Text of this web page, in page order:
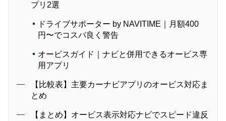
プリ2選
ドライブサポーター by NAVITIME｜月額400
円〜でコスパ良く警告
オービスガイド｜ナビと併用できるオービス専
用アプリ
【比較表】主要カーナビアプリのオービス対応ま
とめ
【まとめ】オービス表示対応ナビでスピード違反